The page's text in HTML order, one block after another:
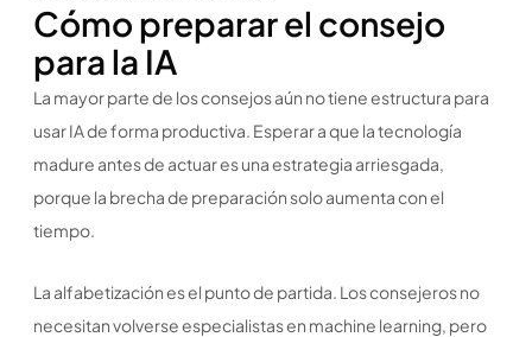
Cómo preparar el consejo
para la IA
La mayor parte de los consejos aún no tiene estructura para
usar IA de forma productiva. Esperar a que la tecnología
madure antes de actuar es una estrategia arriesgada,
porque la brecha de preparación solo aumenta con el
tiempo.
La alfabetización es el punto de partida. Los consejeros no
necesitan volverse especialistas en machine learning, pero